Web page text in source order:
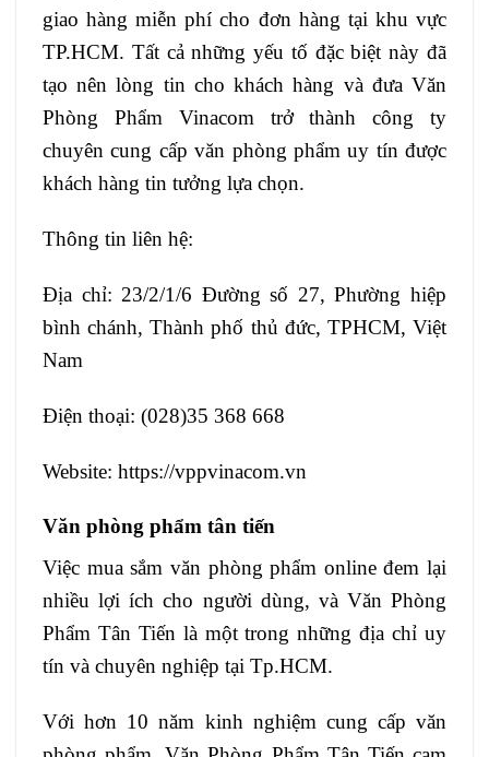
giao hàng miễn phí cho đơn hàng tại khu vực
TP.HCM. Tất cả những yếu tố đặc biệt này đã
tạo nên lòng tin cho khách hàng và đưa Văn
Phòng Phẩm Vinacom trở thành công ty
chuyên cung cấp văn phòng phẩm uy tín được
khách hàng tin tưởng lựa chọn.
Thông tin liên hệ:
Địa chỉ: 23/2/1/6 Đường số 27, Phường hiệp
bình chánh, Thành phố thủ đức, TPHCM, Việt
Nam
Điện thoại: (028)35 368 668
Website: https://vppvinacom.vn
Văn phòng phẩm tân tiến
Việc mua sắm văn phòng phẩm online đem lại
nhiều lợi ích cho người dùng, và Văn Phòng
Phẩm Tân Tiến là một trong những địa chỉ uy
tín và chuyên nghiệp tại Tp.HCM.
Với hơn 10 năm kinh nghiệm cung cấp văn